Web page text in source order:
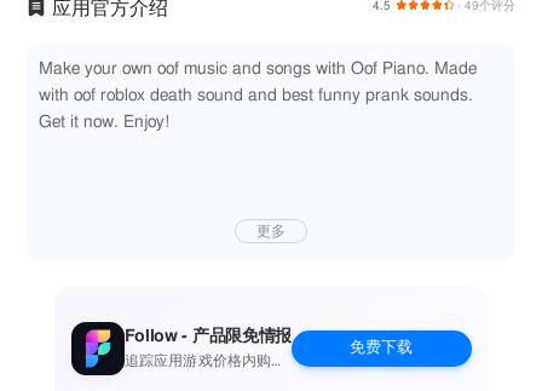
应用官方介绍 4.5 · 49个评分
Make your own oof music and songs with Oof Piano. Made
with oof roblox death sound and best funny prank sounds.
Get it now. Enjoy!
更多
Follow - 产品限免情报
追踪应用游戏价格内购波
免费下载